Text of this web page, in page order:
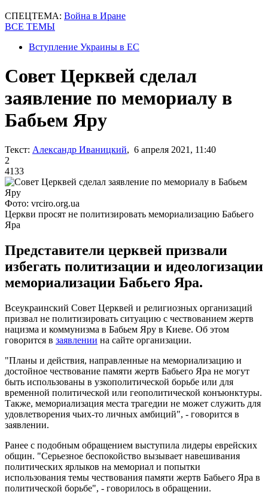
СПЕЦТЕМА: Война в Иране
ВСЕ ТЕМЫ
Вступление Украины в ЕС
Совет Церквей сделал
заявление по мемориалу в
Бабьем Яру
Текст: Александр Иваницкий, 6 апреля 2021, 11:40
2
4133
Фото: vrciro.org.ua
Церкви просят не политизировать мемориализацию Бабьего
Яра
Представители церквей призвали
избегать политизации и идеологизации
мемориализации Бабьего Яра.
Всеукраинский Совет Церквей и религиозных организаций
призвал не политизировать ситуацию с чествованием жертв
нацизма и коммунизма в Бабьем Яру в Киеве. Об этом
говорится в заявлении на сайте организации.
"Планы и действия, направленные на мемориализацию и
достойное чествование памяти жертв Бабьего Яра не могут
быть использованы в узкополитической борьбе или для
временной политической или геополитической конъюнктуры.
Также, мемориализация места трагедии не может служить для
удовлетворения чьих-то личных амбиций", - говорится в
заявлении.
Ранее с подобным обращением выступила лидеры еврейских
общин. "Серьезное беспокойство вызывает навешивания
политических ярлыков на мемориал и попытки
использования темы чествования памяти жертв Бабьего Яра в
политической борьбе", - говорилось в обращении.